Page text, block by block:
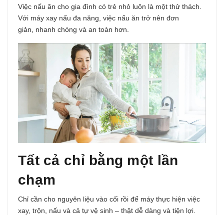
Việc nấu ăn cho gia đình có trẻ nhỏ luôn là một thử thách.
Với máy xay nấu đa năng, việc nấu ăn trở nên đơn
giản, nhanh chóng và an toàn hơn.
Tất cả chỉ bằng một lần
chạm
Chỉ cần cho nguyên liệu vào cối rồi để máy thực hiện việc
xay, trộn, nấu và cả tự vệ sinh – thật dễ dàng và tiện lợi.